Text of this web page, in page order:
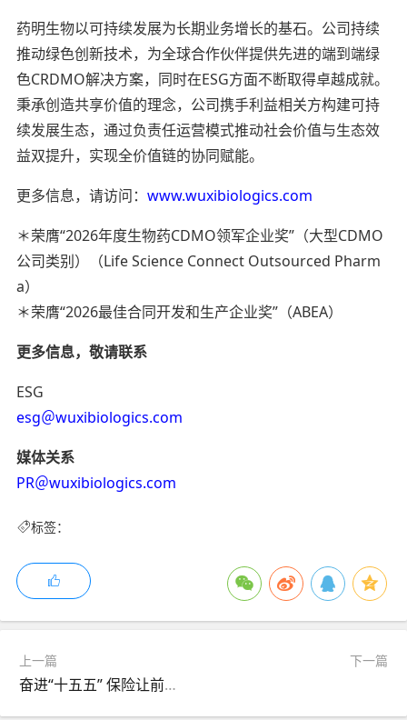
药明生物以可持续发展为长期业务增长的基石。公司持续
推动绿色创新技术，为全球合作伙伴提供先进的端到端绿
色CRDMO解决方案，同时在ESG方面不断取得卓越成就。
秉承创造共享价值的理念，公司携手利益相关方构建可持
续发展生态，通过负责任运营模式推动社会价值与生态效
益双提升，实现全价值链的协同赋能。
更多信息，请访问： www.wuxibiologics.com
＊荣膺“2026年度生物药CDMO领军企业奖”（大型CDMO
公司类别）（Life Science Connect Outsourced Pharm
a）
＊荣膺“2026最佳合同开发和生产企业奖”（ABEA）
更多信息，敬请联系
ESG
esg＠wuxibiologics.com
媒体关系
PR＠wuxibiologics.com
标签：
上一篇
奋进“十五五” 保险让前行更有底气 安联中国全面参与第14个“7•8全国保险公众宣传日”
下一篇